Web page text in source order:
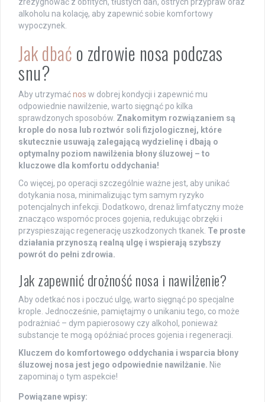
alkoholu na kolację, aby zapewnić sobie komfortowy
wypoczynek.
Jak dbać o zdrowie nosa podczas
snu?
Aby utrzymaćnos w dobrej kondycji i zapewnić mu
odpowiednie nawilżenie, warto sięgnąć po kilka
sprawdzonych sposobów. Znakomitym rozwiązaniem są
krople do nosa lub roztwór soli fizjologicznej, które
skutecznie usuwają zalegającą wydzielinę i dbają o
optymalny poziom nawilżenia błony śluzowej – to
kluczowe dla komfortu oddychania!
Co więcej, po operacji szczególnie ważne jest, aby unikać
dotykania nosa, minimalizując tym samym ryzyko
potencjalnych infekcji. Dodatkowo, drenaż limfatyczny może
znacząco wspomóc proces gojenia, redukując obrzęki i
przyspieszając regenerację uszkodzonych tkanek. Te proste
działania przynoszą realną ulgę i wspierają szybszy
powrót do pełni zdrowia.
Jak zapewnić drożność nosa i nawilżenie?
Aby odetkać nos i poczuć ulgę, warto sięgnąć po specjalne
krople. Jednocześnie, pamiętajmy o unikaniu tego, co może
podrażniać – dym papierosowy czy alkohol, ponieważ
substancje te mogą opóźniać proces gojenia i regeneracji.
Kluczem do komfortowego oddychania i wsparcia błony
śluzowej nosa jest jego odpowiednie nawilżanie. Nie
zapominaj o tym aspekcie!
Powiązane wpisy: